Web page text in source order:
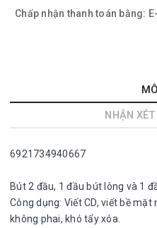
Chấp nhận thanh toán bằng:
NHẬN
6921734940667
Bút 2 đầu, 1 đầu bút lông và 1
Công dụng: Viết CD, viết bề
không phai, khó tẩy xóa.